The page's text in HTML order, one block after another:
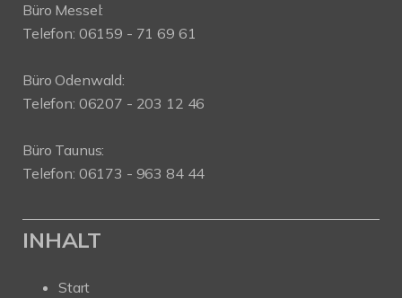
Büro Messel:
Telefon: 06159 - 71 69 61
Büro Odenwald:
Telefon: 06207 - 203 12 46
Büro Taunus:
Telefon: 06173 - 963 84 44
INHALT
Start